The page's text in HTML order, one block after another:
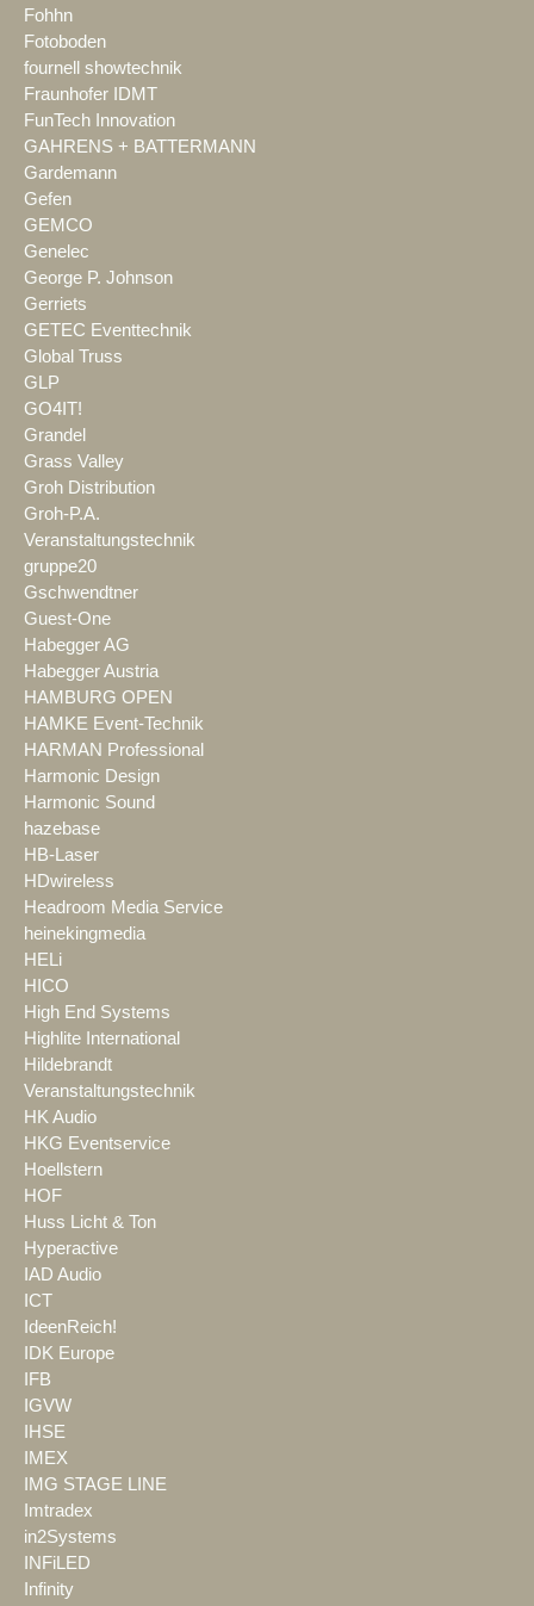
Fohhn
Fotoboden
fournell showtechnik
Fraunhofer IDMT
FunTech Innovation
GAHRENS + BATTERMANN
Gardemann
Gefen
GEMCO
Genelec
George P. Johnson
Gerriets
GETEC Eventtechnik
Global Truss
GLP
GO4IT!
Grandel
Grass Valley
Groh Distribution
Groh-P.A.
Veranstaltungstechnik
gruppe20
Gschwendtner
Guest-One
Habegger AG
Habegger Austria
HAMBURG OPEN
HAMKE Event-Technik
HARMAN Professional
Harmonic Design
Harmonic Sound
hazebase
HB-Laser
HDwireless
Headroom Media Service
heinekingmedia
HELi
HICO
High End Systems
Highlite International
Hildebrandt
Veranstaltungstechnik
HK Audio
HKG Eventservice
Hoellstern
HOF
Huss Licht & Ton
Hyperactive
IAD Audio
ICT
IdeenReich!
IDK Europe
IFB
IGVW
IHSE
IMEX
IMG STAGE LINE
Imtradex
in2Systems
INFiLED
Infinity